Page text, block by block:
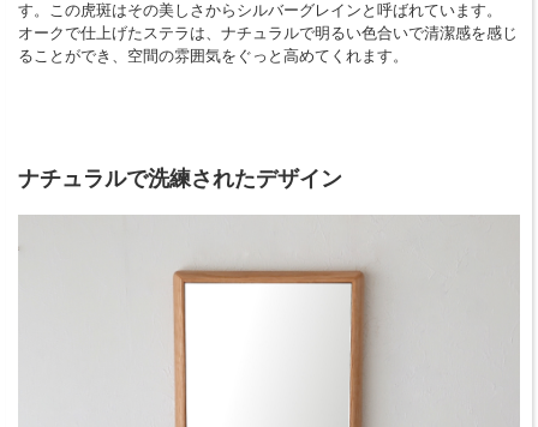
す。この虎斑はその美しさからシルバーグレインと呼ばれています。
オークで仕上げたステラは、ナチュラルで明るい色合いで清潔感を感じ
ることができ、空間の雰囲気をぐっと高めてくれます。
ナチュラルで洗練されたデザイン